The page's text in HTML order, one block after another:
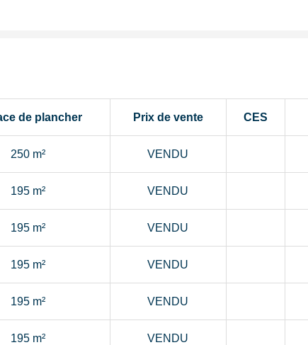
de plancher Prix de vente CES
250 m² VENDU
195 m² VENDU
195 m² VENDU
195 m² VENDU
195 m² VENDU
195 m² VENDU